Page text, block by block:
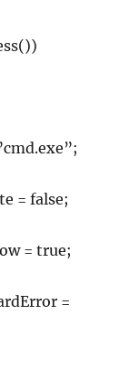
= false;
= true;
=